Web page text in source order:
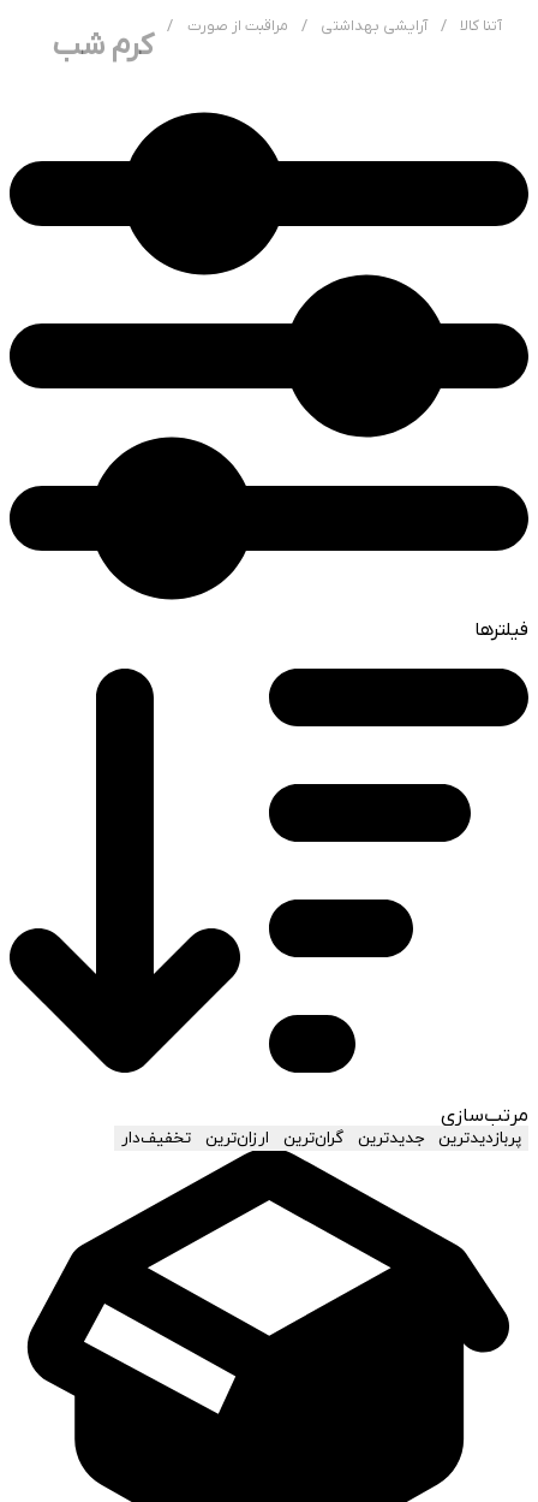
آتنا کالا / آرایشی بهداشتی / مراقبت از صورت /
کرم شب
فیلترها
مرتب‌سازی
پربازدیدترین جدیدترین گران‌ترین ارزان‌ترین تخفیف‌دار